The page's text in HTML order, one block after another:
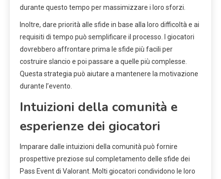
durante questo tempo per massimizzare i loro sforzi.
Inoltre, dare priorità alle sfide in base alla loro difficoltà e ai
requisiti di tempo può semplificare il processo. I giocatori
dovrebbero affrontare prima le sfide più facili per
costruire slancio e poi passare a quelle più complesse.
Questa strategia può aiutare a mantenere la motivazione
durante l’evento.
Intuizioni della comunità e
esperienze dei giocatori
Imparare dalle intuizioni della comunità può fornire
prospettive preziose sul completamento delle sfide dei
Pass Event di Valorant. Molti giocatori condividono le loro